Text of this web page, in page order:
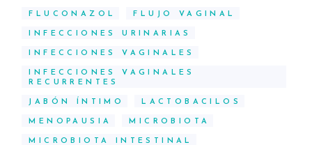
FLUCONAZOL FLUJO VAGINAL
INFECCIONES URINARIAS
INFECCIONES VAGINALES
INFECCIONES VAGINALES
RECURRENTES
JABÓN ÍNTIMO LACTOBACILOS
MENOPAUSIA MICROBIOTA
MICROBIOTA INTESTINAL